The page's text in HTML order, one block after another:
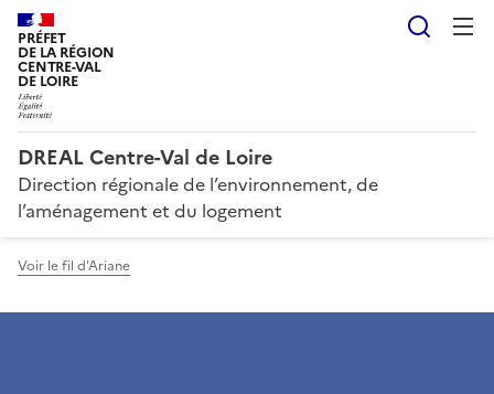
PRÉFET
DE LA RÉGION
CENTRE-VAL
DE LOIRE
DREAL Centre-Val de Loire
Direction régionale de l’environnement, de
l’aménagement et du logement
Voir le fil d'Ariane